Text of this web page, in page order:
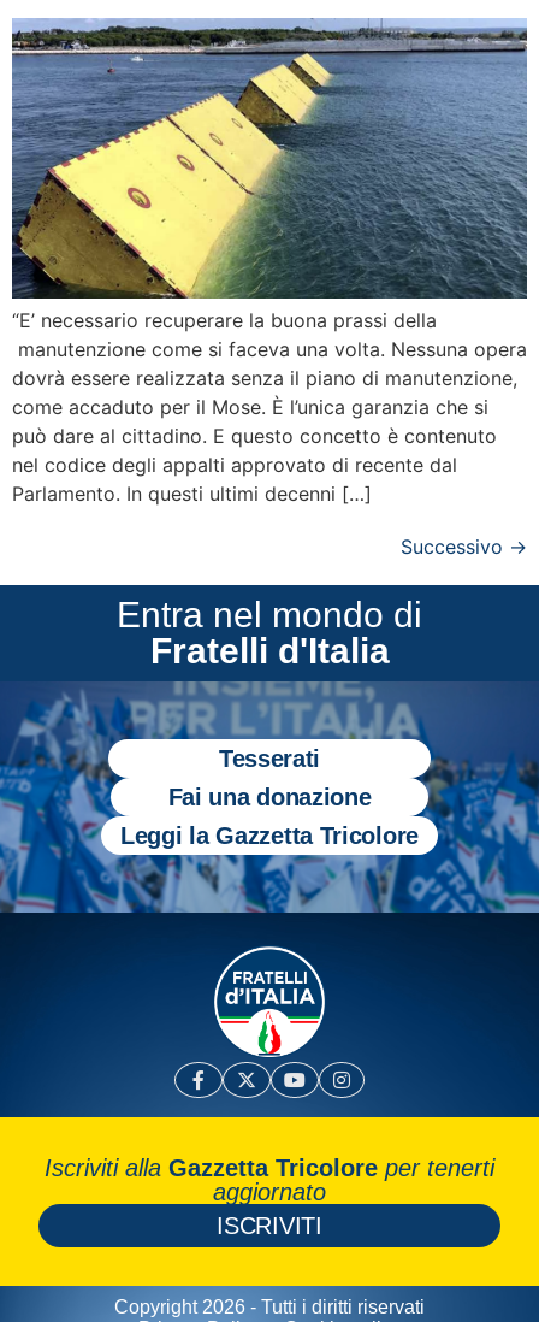
“E’ necessario recuperare la buona prassi della
manutenzione come si faceva una volta. Nessuna opera
dovrà essere realizzata senza il piano di manutenzione,
come accaduto per il Mose. È l’unica garanzia che si
può dare al cittadino. E questo concetto è contenuto
nel codice degli appalti approvato di recente dal
Parlamento. In questi ultimi decenni […]
Successivo →
Entra nel mondo di
Fratelli d'Italia
Tesserati
Fai una donazione
Leggi la Gazzetta Tricolore
Iscriviti alla Gazzetta Tricolore per tenerti
aggiornato
ISCRIVITI
Copyright 2026 - Tutti i diritti riservati